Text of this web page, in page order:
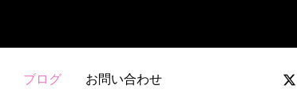
ブログ お問い合わせ